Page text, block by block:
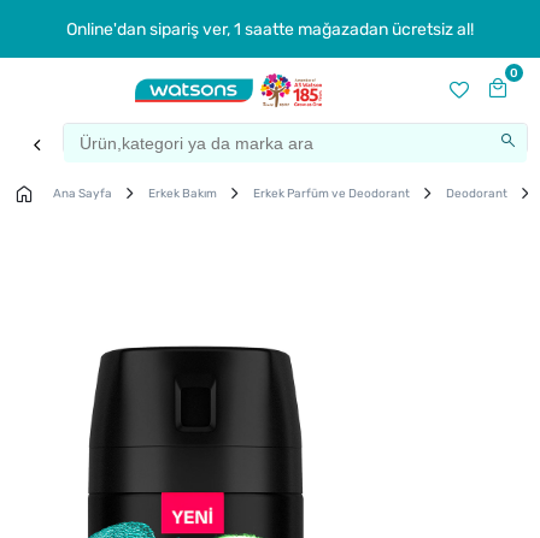
Online'dan sipariş ver, 1 saatte mağazadan ücretsiz al!
0
Ana Sayfa Erkek Bakım Erkek Parfüm ve Deodorant Deodorant